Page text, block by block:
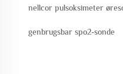
nellcor pulsoksimeter
genbrugsbar spo2-sonde